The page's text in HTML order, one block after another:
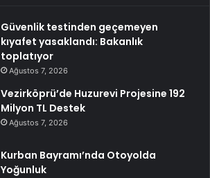
Güvenlik testinden geçemeyen
kıyafet yasaklandı: Bakanlık
toplatıyor
Ağustos 7, 2026
Vezirköprü’de Huzurevi Projesine 192
Milyon TL Destek
Ağustos 7, 2026
Kurban Bayramı’nda Otoyolda
Yoğunluk